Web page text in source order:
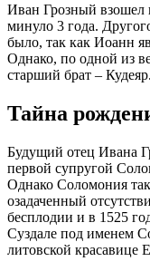
Иван Грозный взошел
минуло 3 года.
было, так как Иоанн
Однако, по одной из
старший брат – Кудеяр.
Тайна
Будущий отец Ивана
первой супругой
Однако Соломония
озадаченный
бесплодии и в 1525
Суздале под именем
литовской красавице